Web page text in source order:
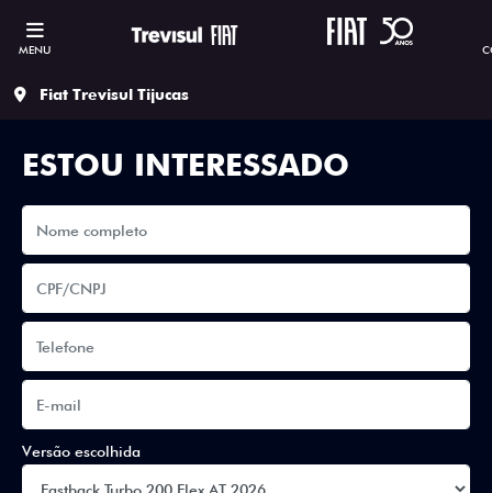
MENU
Fiat Trevisul Tijucas
ESTOU INTERESSADO
Versão escolhida